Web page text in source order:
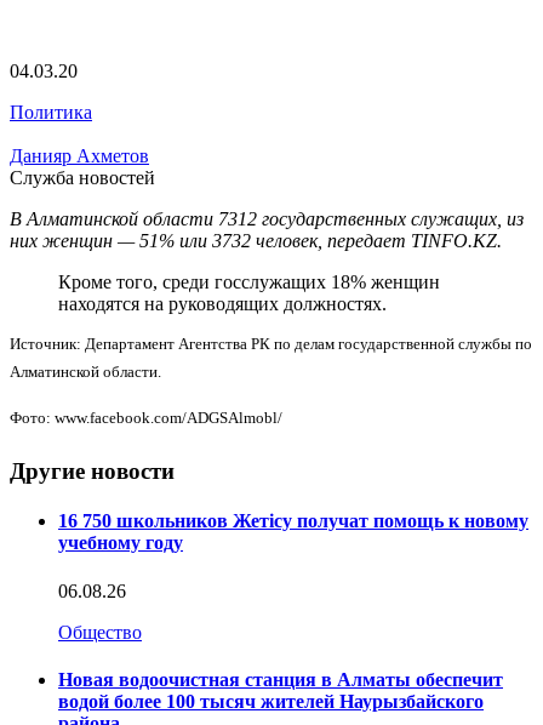
04.03.20
Политика
Данияр Ахметов
Служба новостей
В Алматинской области 7312 государственных служащих, из
них женщин — 51% или 3732 человек, передает TINFO.KZ.
Кроме того, среди госслужащих 18% женщин
находятся на руководящих должностях.
Источник: Департамент Агентства РК по делам государственной службы по
Алматинской области.
Фото: www.facebook.com/ADGSAlmobl/
Другие новости
16 750 школьников Жетісу получат помощь к новому
учебному году
06.08.26
Общество
Новая водоочистная станция в Алматы обеспечит
водой более 100 тысяч жителей Наурызбайского